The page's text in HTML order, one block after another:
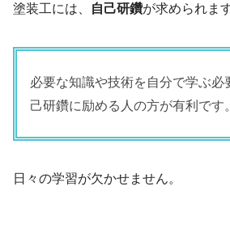
塗装工には、 自己研鑽が求められます
必要な知識や技術を自分で学ぶ必
己研鑽に励める人の方が有利です。
日々の学習が欠かせません。